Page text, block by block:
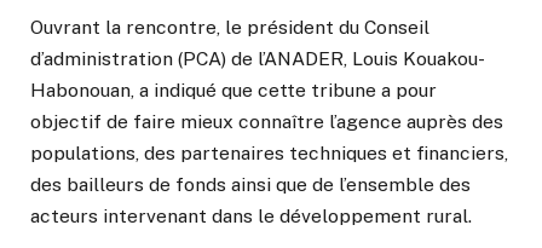
Ouvrant la rencontre, le président du Conseil
d’administration (PCA) de l’ANADER, Louis Kouakou-
Habonouan, a indiqué que cette tribune a pour
objectif de faire mieux connaître l’agence auprès des
populations, des partenaires techniques et financiers,
des bailleurs de fonds ainsi que de l’ensemble des
acteurs intervenant dans le développement rural.